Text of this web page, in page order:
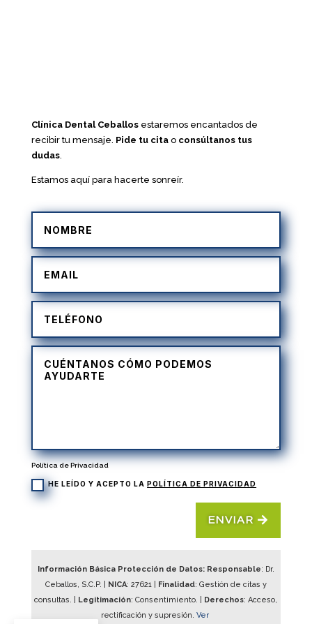
Clínica Dental Ceballosestaremos encantados de
recibir tu mensaje. Pide tu citao consúltanos tus
dudas.
Estamos aquí para hacerte sonreír.
Política de Privacidad
HE LEÍDO Y ACEPTO LA POLÍTICA DE PRIVACIDAD
ENVIAR
Información Básica Protección de Datos: Responsable: Dr.
Ceballos, S.C.P. |
NICA: 27621| Finalidad: Gestión de citas y
consultas. |
Legitimación: Consentimiento. | Derechos: Acceso,
rectificación y supresión. Ver